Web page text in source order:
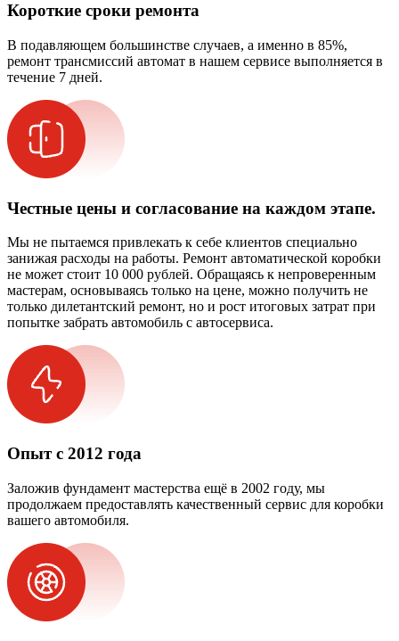
Короткие сроки ремонта
В подавляющем большинстве случаев, а именно в 85%,
ремонт трансмиссий автомат в нашем сервисе выполняется в
течение 7 дней.
Честные цены и согласование на каждом этапе.
Мы не пытаемся привлекать к себе клиентов специально
занижая расходы на работы. Ремонт автоматической коробки
не может стоит 10 000 рублей. Обращаясь к непроверенным
мастерам, основываясь только на цене, можно получить не
только дилетантский ремонт, но и рост итоговых затрат при
попытке забрать автомобиль с автосервиса.
Опыт с 2012 года
Заложив фундамент мастерства ещё в 2002 году, мы
продолжаем предоставлять качественный сервис для коробки
вашего автомобиля.